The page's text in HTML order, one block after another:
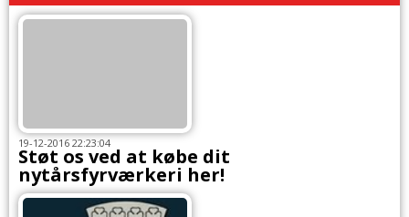
19-12-2016 22:23:04
Støt os ved at købe dit
nytårsfyrværkeri her!